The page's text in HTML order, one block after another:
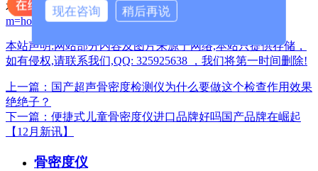
本篇文章网址：/index.php?
m=home&c=View&a=index&aid=1348
本站声明:网站部分内容及图片来源于网络,本站只提供存储，
如有侵权,请联系我们,QQ: 325925638 ，我们将第一时间删除!
上一篇：国产超声骨密度检测仪为什么要做这个检查作用效果
绝绝子？
下一篇：便捷式儿童骨密度仪进口品牌好吗国产品牌在崛起
【12月新讯】
骨密度仪
现在咨询 稍后再说